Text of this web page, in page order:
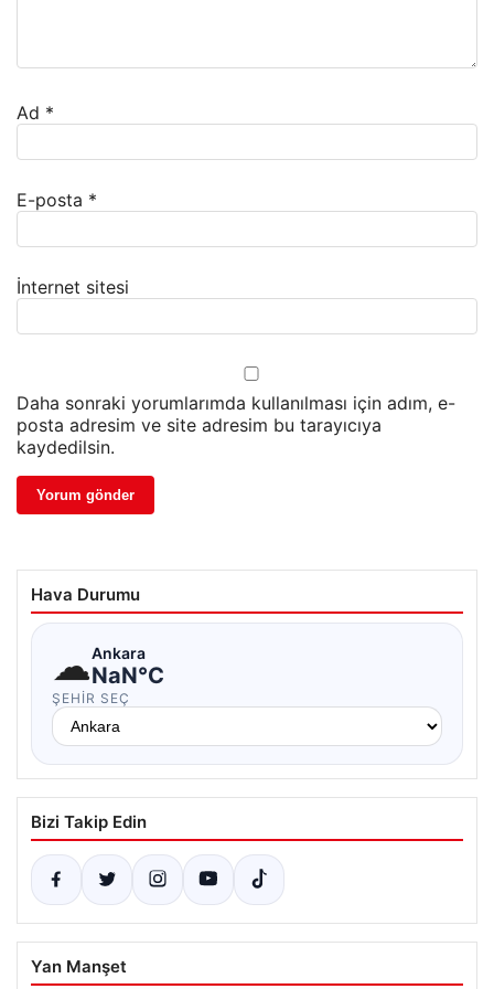
Ad *
E-posta *
İnternet sitesi
Daha sonraki yorumlarımda kullanılması için adım, e-
posta adresim ve site adresim bu tarayıcıya
kaydedilsin.
Hava Durumu
☁Ankara
NaN°C
ŞEHIR SEÇ
Bizi Takip Edin
Yan Manşet